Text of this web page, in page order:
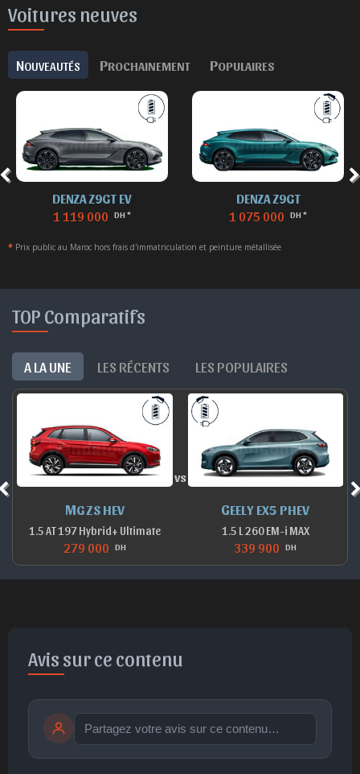
Voitures neuves
NOUVEAUTÉS PROCHAINEMENT POPULAIRES
DENZA Z9GT EV
1 119 000 DH *
DENZA Z9GT
1 075 000 DH *
* Prix public au Maroc hors frais d'immatriculation et peinture métallisée
TOP Comparatifs
A LA UNE LES RÉCENTS LES POPULAIRES
MG ZS HEV
1.5 AT 197 Hybrid+ Ultimate
279 000 DH
vs
GEELY EX5 PHEV
1.5 L 260 EM-i MAX
339 900 DH
Avis sur ce contenu
publication immédiate Publier